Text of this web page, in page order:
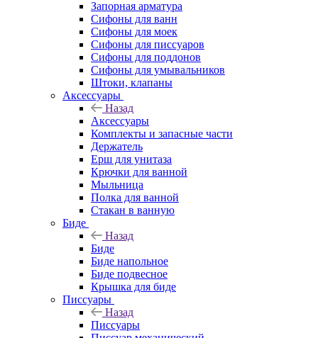
Запорная арматура
Сифоны для ванн
Сифоны для моек
Сифоны для писсуаров
Сифоны для поддонов
Сифоны для умывальников
Штоки, клапаны
Аксессуары
Назад
Аксессуары
Комплекты и запасные части
Держатель
Ерш для унитаза
Крючки для ванной
Мыльница
Полка для ванной
Стакан в ванную
Биде
Назад
Биде
Биде напольное
Биде подвесное
Крышка для биде
Писсуары
Назад
Писсуары